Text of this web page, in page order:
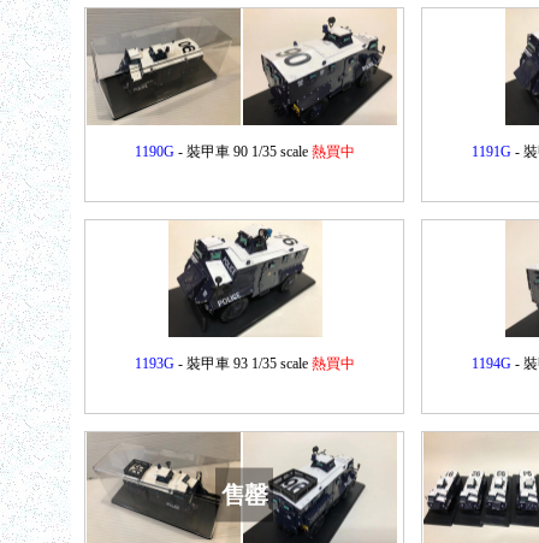
1190G- 裝甲車 90 1/35 scale 熱買中 1191G- 裝
1193G- 裝甲車 93 1/35 scale 熱買中 1194G- 裝
售罄